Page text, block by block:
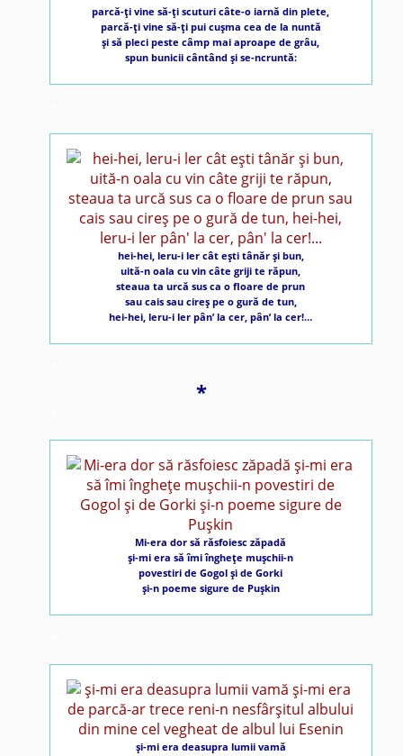
parcă-ţi vine să-ţi scuturi câte-o iarnă din plete,
parcă-ţi vine să-ţi pui cuşma cea de la nuntă
şi să pleci peste câmp mai aproape de grâu,
spun bunicii cântând şi se-ncruntă:
hei-hei, leru-i ler cât eşti tânăr şi bun,
uită-n oala cu vin câte griji te răpun,
steaua ta urcă sus ca o floare de prun
sau cais sau cireş pe o gură de tun,
hei-hei, leru-i ler pân’ la cer, pân’ la cer!…
*
Mi-era dor să răsfoiesc zăpadă
şi-mi era să îmi îngheţe muşchii-n
povestiri de Gogol şi de Gorki
şi-n poeme sigure de Puşkin
şi-mi era deasupra lumii vamă